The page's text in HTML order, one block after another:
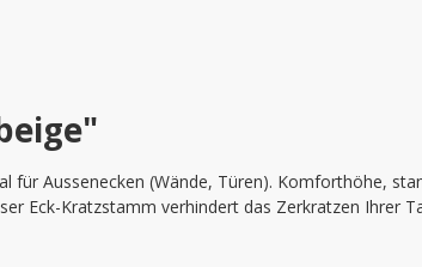
für Aussenecken (Wände, Türen). Komforthöhe,
Eck-Kratzstamm verhindert das Zerkratzen Ihrer